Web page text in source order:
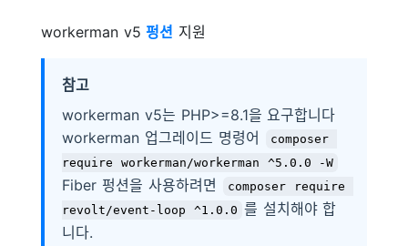
workerman v5펑션 지원
참고
workerman v5는 PHP>=8.1을 요구합니다
workerman 업그레이드 명령어
composer
require workerman/workerman ^5.0.0 -W
Fiber 펑션을 사용하려면
composer require
revolt/event-loop ^1.0.0 를 설치해야 합
니다.